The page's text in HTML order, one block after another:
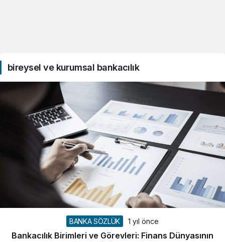
bireysel ve kurumsal bankacılık
BANKA SÖZLÜK 1 yıl önce
Bankacılık Birimleri ve Görevleri: Finans Dünyasının